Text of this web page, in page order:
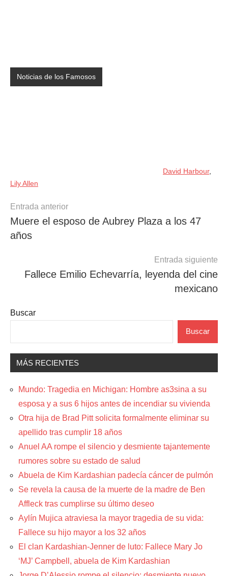
Noticias de los Famosos
David Harbour,
Lily Allen
Navegación
de
entradas
Entrada anterior
Muere el esposo de Aubrey Plaza a los 47
años
Entrada siguiente
Fallece Emilio Echevarría, leyenda del cine
mexicano
Buscar
Buscar
MÁS RECIENTES
Mundo: Tragedia en Michigan: Hombre as3sina a su
esposa y a sus 6 hijos antes de incendiar su vivienda
Otra hija de Brad Pitt solicita formalmente eliminar su
apellido tras cumplir 18 años
Anuel AA rompe el silencio y desmiente tajantemente
rumores sobre su estado de salud
Abuela de Kim Kardashian padecía cáncer de pulmón
Se revela la causa de la muerte de la madre de Ben
Affleck tras cumplirse su último deseo
Aylín Mujica atraviesa la mayor tragedia de su vida:
Fallece su hijo mayor a los 32 años
El clan Kardashian-Jenner de luto: Fallece Mary Jo
‘MJ’ Campbell, abuela de Kim Kardashian